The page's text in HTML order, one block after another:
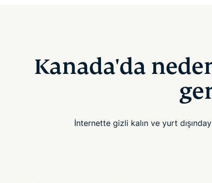
Kanada'da
İnternette gizli kalın ve yurt